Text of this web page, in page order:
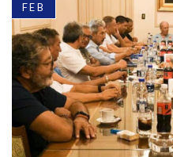
FEB